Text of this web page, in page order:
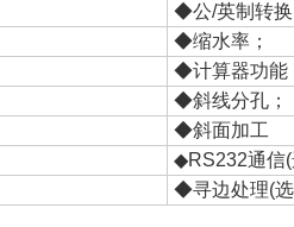
◆公/英制转换
◆缩水率；
◆计算器功能
◆斜线分孔；
◆斜面加工
◆RS232通信(
◆寻边处理(